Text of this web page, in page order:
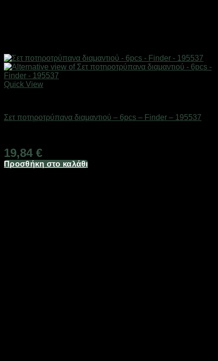
Quick View
Σετ ποτηροτρύπανα διαμαντιού – 6pcs – Finder – 195537
19,84 €
Προσθήκη στο καλάθι